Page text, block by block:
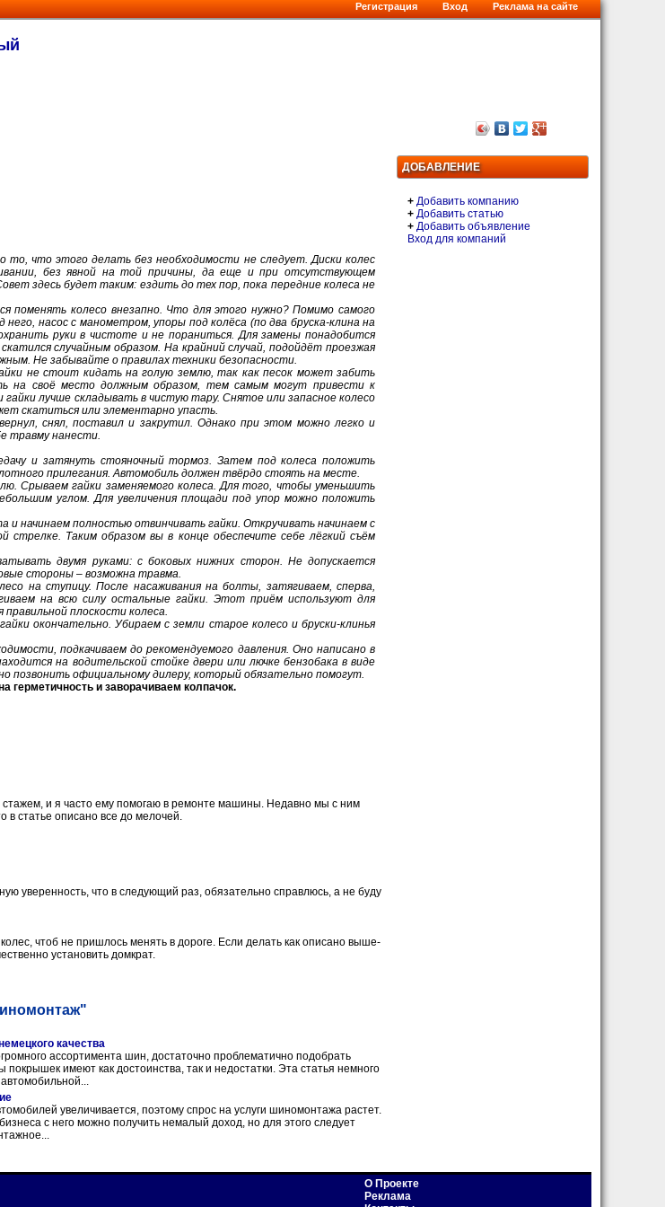
Регистрация Вход Реклама на сайте
то, что этого делать без необходимости не следует. Диски колес
без явной на той причины, да еще и при отсутствующем
здесь будет таким: ездить до тех пор, пока передние колеса не
поменять колесо внезапно. Что для этого нужно? Помимо самого
него, насос с манометром, упоры под колёса (по два бруска-клина на
руки в чистоте и не пораниться. Для замены понадобится
случайным образом. На крайний случай, подойдёт проезжая
Не забывайте о правилах техники безопасности.
не стоит кидать на голую землю, так как песок может забить
на своё место должным образом, тем самым могут привести к
лучше складывать в чистую тару. Снятое или запасное колесо
скатиться или элементарно упасть.
снял, поставил и закрутил. Однако при этом можно легко и
травму нанести.
и затянуть стояночный тормоз. Затем под колеса положить
прилегания. Автомобиль должен твёрдо стоять на месте.
Срываем гайки заменяемого колеса. Для того, чтобы уменьшить
углом. Для увеличения площади под упор можно положить
начинаем полностью отвинчивать гайки. Откручивать начинаем с
стрелке. Таким образом вы в конце обеспечите себе лёгкий съём
двумя руками: с боковых нижних сторон. Не допускается
стороны – возможна травма.
на ступицу. После насаживания на болты, затягиваем, сперва,
на всю силу остальные гайки. Этот приём используют для
правильной плоскости колеса.
окончательно. Убираем с земли старое колесо и бруски-клинья
подкачиваем до рекомендуемого давления. Оно написано в
на водительской стойке двери или лючке бензобака в виде
позвонить официальному дилеру, который обязательно помогут.
герметичность и заворачиваем колпачок.
и я часто ему помогаю в ремонте машины. Недавно мы с ним
статье описано все до мелочей.
уверенность, что в следующий раз, обязательно справлюсь, а не буду
чтоб не пришлось менять в дороге. Если делать как описано выше-
установить домкрат.
качества
ассортимента шин, достаточно проблематично подобрать
покрышек имеют как достоинства, так и недостатки. Эта статья немного
увеличивается, поэтому спрос на услуги шиномонтажа растет.
с него можно получить немалый доход, но для этого следует
ДОБАВЛЕНИЕ
+ Добавить компанию
+ Добавить статью
+ Добавить объявление
Вход для компаний
О Проекте
Реклама